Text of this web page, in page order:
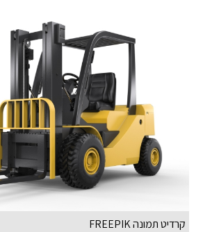
קרדיט תמונה FREEPIK